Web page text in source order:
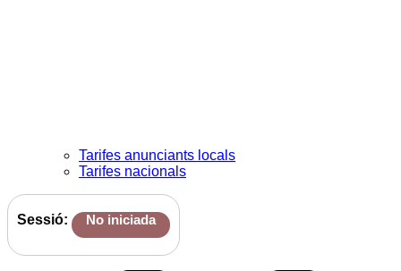
Tarifes anunciants locals
Tarifes nacionals
Sessió: No iniciada